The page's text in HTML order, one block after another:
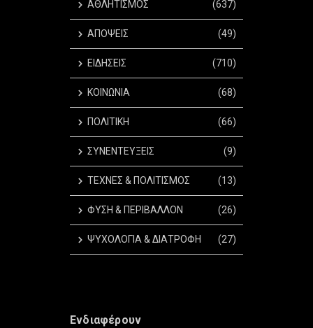
ΑΘΛΗΤΙΣΜΟΣ (637)
ΑΠΟΨΕΙΣ (49)
ΕΙΔΗΣΕΙΣ (710)
ΚΟΙΝΩΝΙΑ (68)
ΠΟΛΙΤΙΚΗ (66)
ΣΥΝΕΝΤΕΥΞΕΙΣ (9)
ΤΕΧΝΕΣ & ΠΟΛΙΤΙΣΜΟΣ (13)
ΦΥΣΗ & ΠΕΡΙΒΑΛΛΟΝ (26)
ΨΥΧΟΛΟΓΙΑ & ΔΙΑΤΡΟΦΗ (27)
Ενδιαφέρουν